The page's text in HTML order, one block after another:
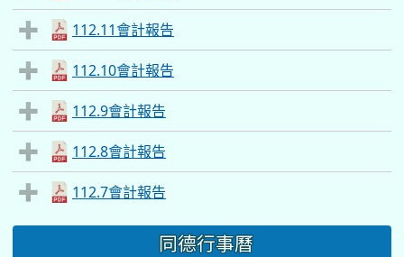
112.11會計報告
112.10會計報告
112.9會計報告
112.8會計報告
112.7會計報告
同德行事曆